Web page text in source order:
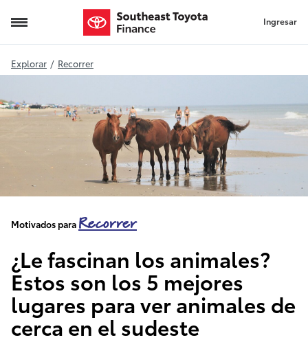
Animal Experiences Ingresar
Explorar / Recorrer
Motivados paraRecorrer
¿Le fascinan los animales?
Estos son los 5 mejores
lugares para ver animales de
cerca en el sudeste